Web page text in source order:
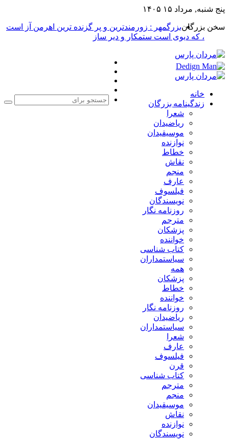
پنج شنبه, مرداد ۱۵ ۱۴۰۵
سخن بزرگانبزرگمهر : زورمندترین و پر گزنده ترین اهرمن آز است
، که دیوی است ستمکار و دیر ساز
خانه
زندگینامه بزرگان
شعرا
ریاضیدان
موسیقیدان
نوازنده
خطاط
نقاش
منجم
عارف
فیلسوف
نویسندگان
روزنامه نگار
مترجم
پزشکان
خواننده
کتاب شناسی
سیاستمداران
همه
پزشکان
خطاط
خواننده
روزنامه نگار
ریاضیدان
سیاستمداران
شعرا
عارف
فیلسوف
قرن
کتاب شناسی
مترجم
منجم
موسیقیدان
نقاش
نوازنده
نویسندگان